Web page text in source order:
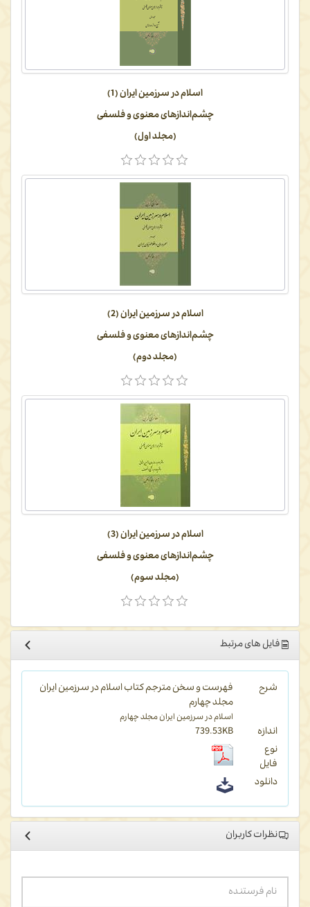
اسلام در سرزمین ایران (1)
چشم‌اندازهای معنوی و فلسفی
(مجلد اول)
اسلام در سرزمین ایران (2)
چشم‌اندازهای معنوی و فلسفی
(مجلد دوم)
اسلام در سرزمین ایران (3)
چشم‌اندازهای معنوی و فلسفی
(مجلد سوم)
فایل های مرتبط
شرح
فهرست و سخن مترجم کتاب اسلام در سرزمین ایران
مجلد چهارم
اسلام در سرزمین ایران مجلد چهارم
اندازه
739.53KB
نوع
فایل
دانلود
نظرات کاربران